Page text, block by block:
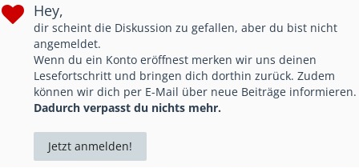
Hey,
dir scheint die Diskussion zu gefallen, aber du bist nicht
angemeldet.
Wenn du ein Konto eröffnest merken wir uns deinen
Lesefortschritt und bringen dich dorthin zurück. Zudem
können wir dich per E-Mail über neue Beiträge informieren.
Dadurch verpasst du nichts mehr.
Jetzt anmelden!